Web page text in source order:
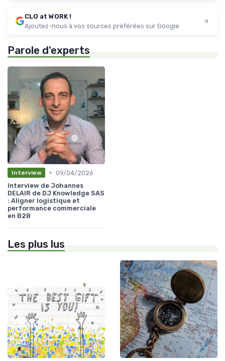
CLO at WORK !
Ajoutez-nous à vos sources préférées sur Google
Parole d'experts
Interview • 09/04/2026
Interview de Johannes
DELAIR de DJ Knowledge SAS
: Aligner logistique et
performance commerciale
en B2B
Les plus lus